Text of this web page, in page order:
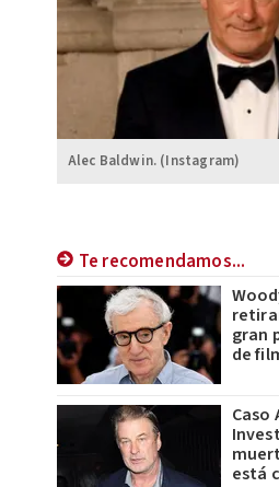
Alec Baldwin. (Instagram)
Te recomendamos...
gran
de
Caso
está